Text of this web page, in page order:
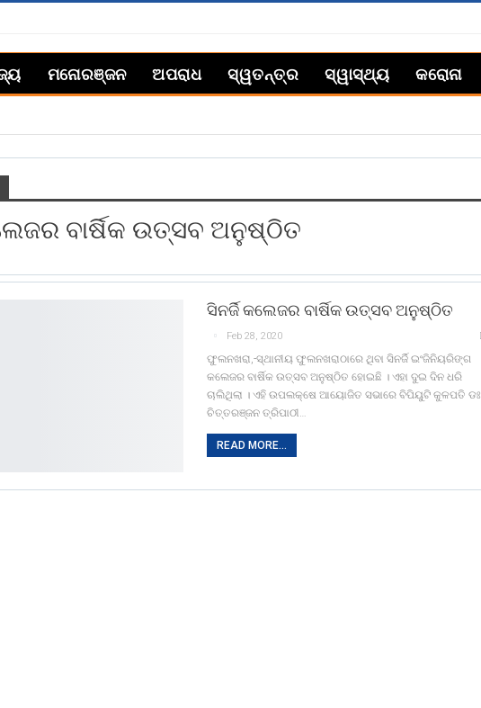
ମନୋରଞ୍ଜନ ଅପରାଧ ସ୍ୱତନ୍ତ୍ର ସ୍ୱାସ୍ଥ୍ୟ କରୋନା
ବାର୍ଷିକ ଉତ୍ସବ ଅନୁଷ୍ଠିତ
ସିନର୍ଜି କଲେଜର ବାର୍ଷିକ ଉତ୍ସବ ଅନୁଷ୍ଠିତ
Feb 28, 2020
ଫୁଲନଖରା,-ସ୍ଥାନୀୟ ଫୁଲନଖରାଠାରେ ଥିବା ସିନର୍ଜି ଇଂଜିନିୟରିଙ୍ଗ
କଲେଜର ବାର୍ଷିକ ଉତ୍ସବ ଅନୁଷ୍ଠିତ ହୋଇଛି । ଏହା ଦୁଇ ଦିନ ଧରି
ଚାଲିଥିଲା । ଏହି ଉପଲକ୍ଷେ ଆୟୋଜିତ ସଭାରେ ବିପିୟୁଟି କୁଳପତି ଡଃ.
ଚିତ୍ତରଞ୍ଜନ ତ୍ରିପାଠୀ…
READ MORE...